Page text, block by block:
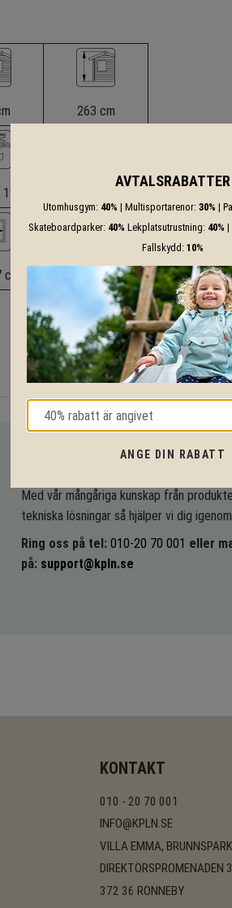
263 cm
4,5x1,2x0,7 m
VI HJÄLPER DIG HELA
Med vår mångåriga kunskap från
tekniska lösningar så hjälper vi dig
Ring oss på tel: 010-20 70 001 eller
på: support@kpln.se
KONTAKT
010 - 20 70 001
INFO@KPLN.SE
VILLA EMMA,
DIREKTÖRSPROMENADEN 3
372 36 RONNEBY
AVTALSRABATTER
Utomhusgym: 40% | Multisportarenor: 30% |
Skateboardparker: 40% Lekplatsutrustning: 40% |
Fallskydd: 10%
ANGE DIN RABATT